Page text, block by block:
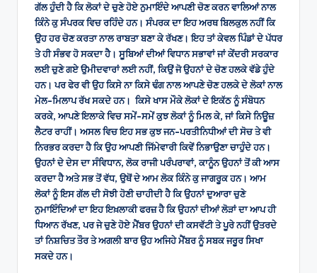
ਗੱਲ ਹੁੰਦੀ ਹੈ ਕਿ ਲੋਕਾਂ ਦੇ ਚੁਣੇ ਹੋਏ ਨੁਮਾਇੰਦੇ ਆਪਣੀ ਚੋਣ ਕਰਨ ਵਾਲਿਆਂ ਨਾਲ
ਕਿੰਨੇ ਕੁ ਸੰਪਰਕ ਵਿਚ ਰਹਿੰਦੇ ਹਨ। ਸੰਪਰਕ ਦਾ ਇਹ ਅਰਥ ਬਿਲਕੁਲ ਨਹੀਂ ਕਿ
ਉਹ ਹਰ ਚੋਣ ਕਰਤਾ ਨਾਲ ਰਾਬਤਾ ਬਣਾ ਕੇ ਰੱਖਣ। ਇਹ ਤਾਂ ਕੇਵਲ ਪਿੰਡਾਂ ਦੇ ਪੱਧਰ
ਤੇ ਹੀ ਸੰਭਵ ਹੋ ਸਕਦਾ ਹੈ। ਸੂਬਿਆਂ ਦੀਆਂ ਵਿਧਾਨ ਸਭਾਵਾਂ ਜਾਂ ਕੇਂਦਰੀ ਸਰਕਾਰ
ਲਈ ਚੁਣੇ ਗਏ ਉਮੀਦਵਾਰਾਂ ਲਈ ਨਹੀਂ, ਕਿਉਂ ਜੋ ਉਹਨਾਂ ਦੇ ਚੋਣ ਹਲਕੇ ਵੱਡੇ ਹੁੰਦੇ
ਹਨ। ਪਰ ਫੇਰ ਵੀ ਉਹ ਕਿਸੇ ਨਾ ਕਿਸੇ ਢੰਗ ਨਾਲ ਆਪਣੇ ਚੋਣ ਹਲਕੇ ਦੇ ਲੋਕਾਂ ਨਾਲ
ਮੇਲ-ਮਿਲਾਪ ਰੱਖ ਸਕਦੇ ਹਨ। ਕਿਸੇ ਖਾਸ ਮੌਕੇ ਲੋਕਾਂ ਦੇ ਇਕੱਠ ਨੂੰ ਸੰਬੋਧਨ
ਕਰਕੇ, ਆਪਣੇ ਇਲਾਕੇ ਵਿਚ ਸਮੇਂ-ਸਮੇਂ ਕੁਝ ਲੋਕਾਂ ਨੂੰ ਮਿਲ ਕੇ, ਜਾਂ ਕਿਸੇ ਨਿਊਜ਼
ਲੈਟਰ ਰਾਹੀਂ। ਅਸਲ ਵਿਚ ਇਹ ਸਭ ਕੁਝ ਜਨ-ਪਰਤੀਨਿਧੀਆਂ ਦੀ ਸੋਚ ਤੇ ਵੀ
ਨਿਰਭਰ ਕਰਦਾ ਹੈ ਕਿ ਉਹ ਆਪਣੀ ਜਿੱਮੇਵਾਰੀ ਕਿਵੇਂ ਨਿਭਾਉਣਾ ਚਾਹੁੰਦੇ ਹਨ।
ਉਹਨਾਂ ਦੇ ਦੇਸ ਦਾ ਸੰਵਿਧਾਨ, ਲੋਕ ਰਾਜੀ ਪਰੰਪਰਾਵਾਂ, ਕਾਨੂੰਨ ਉਹਨਾਂ ਤੋਂ ਕੀ ਆਸ
ਕਰਦਾ ਹੈ ਅਤੇ ਸਭ ਤੋਂ ਵੱਧ, ਉਥੋਂ ਦੇ ਆਮ ਲੋਕ ਕਿੰਨੇ ਕੁ ਜਾਗਰੂਕ ਹਨ। ਆਮ
ਲੋਕਾਂ ਨੂੰ ਇਸ ਗੱਲ ਦੀ ਸੋਝੀ ਹੋਣੀ ਚਾਹੀਦੀ ਹੈ ਕਿ ਉਹਨਾਂ ਦੁਆਰਾ ਚੁਣੇ
ਨੁਮਾਇੰਦਿਆਂ ਦਾ ਇਹ ਇਖ਼ਲਾਕੀ ਫਰਜ਼ ਹੈ ਕਿ ਉਹਨਾਂ ਦੀਆਂ ਲੋੜਾਂ ਦਾ ਆਪ ਹੀ
ਧਿਆਨ ਰੱਖਣ, ਪਰ ਜੇ ਚੁਣੇ ਹੋਏ ਮੈਂਬਰ ਉਹਨਾਂ ਦੀ ਕਸਵੱਟੀ ਤੇ ਪੂਰੇ ਨਹੀਂ ਉਤਰਦੇ
ਤਾਂ ਨਿਸ਼ਚਿਤ ਤੌਰ ਤੇ ਅਗਲੀ ਬਾਰ ਉਹ ਅਜਿਹੇ ਮੈਂਬਰ ਨੂੰ ਸਬਕ ਜਰੂਰ ਸਿਖਾ
ਸਕਦੇ ਹਨ।